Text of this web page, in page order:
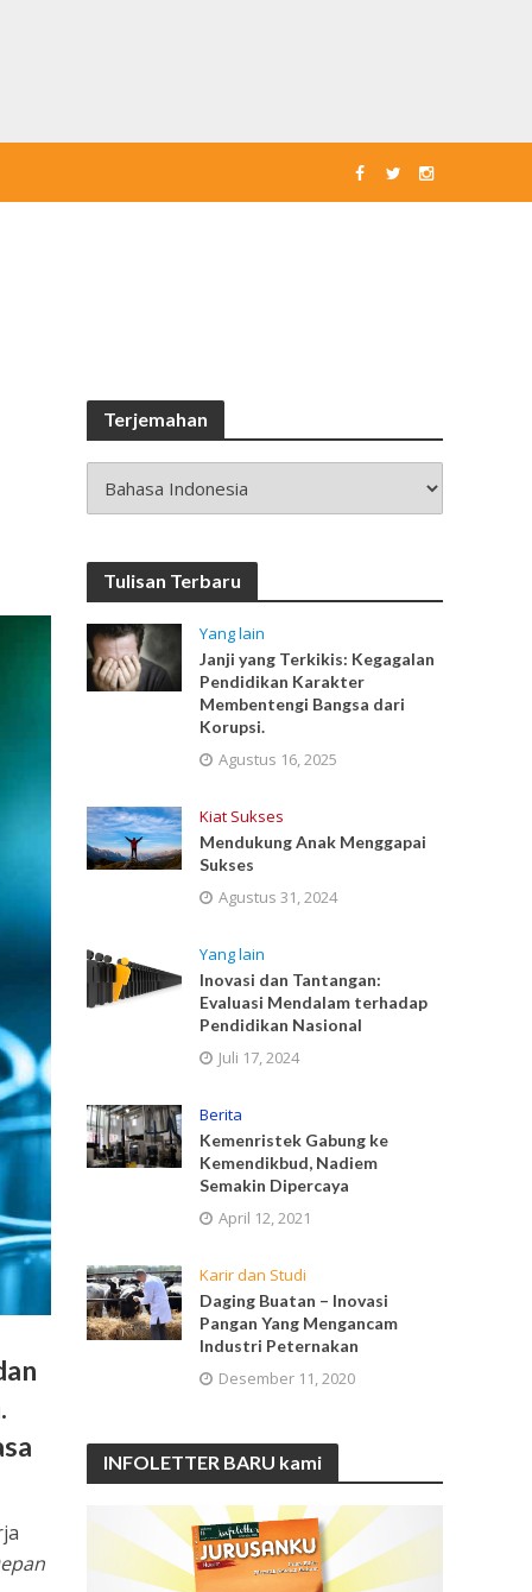
Terjemahan
Tulisan Terbaru
Yang lain
Janji yang Terkikis: Kegagalan
Pendidikan Karakter
Membentengi Bangsa dari
Korupsi.
Agustus 16, 2025
Kiat Sukses
Mendukung Anak Menggapai
Sukses
Agustus 31, 2024
Yang lain
Inovasi dan Tantangan:
Evaluasi Mendalam terhadap
Pendidikan Nasional
Juli 17, 2024
Berita
Kemenristek Gabung ke
Kemendikbud, Nadiem
Semakin Dipercaya
April 12, 2021
Karir dan Studi
Daging Buatan – Inovasi
Pangan Yang Mengancam
Industri Peternakan
Desember 11, 2020
INFOLETTER BARU kami